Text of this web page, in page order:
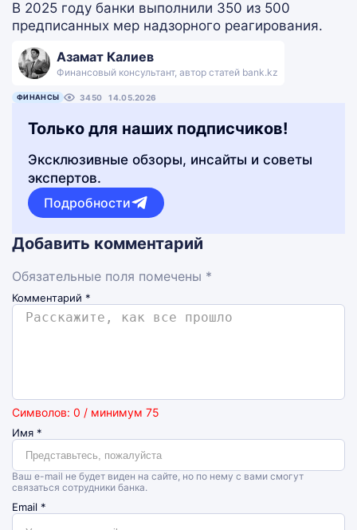
В 2025 году банки выполнили 350 из 500
предписанных мер надзорного реагирования.
Азамат Калиев
Финансовый консультант, автор статей bank.kz
ФИНАНСЫ 3450 14.05.2026
Только для наших подписчиков!
Эксклюзивные обзоры, инсайты и советы
экспертов.
Подробности
Добавить комментарий
Обязательные поля помечены *
Комментарий *
Символов: 0 / минимум 75
Имя *
Ваш e-mail не будет виден на сайте, но по нему с вами смогут
связаться сотрудники банка.
Email *